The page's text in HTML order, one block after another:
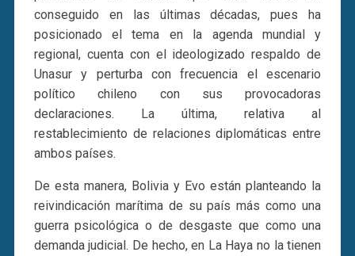
conseguido en las últimas décadas, pues ha
posicionado el tema en la agenda mundial y
regional, cuenta con el ideologizado respaldo de
Unasur y perturba con frecuencia el escenario
político chileno con sus provocadoras
declaraciones. La última, relativa al
restablecimiento de relaciones diplomáticas entre
ambos países.
De esta manera, Bolivia y Evo están planteando la
reivindicación marítima de su país más como una
guerra psicológica o de desgaste que como una
demanda judicial. De hecho, en La Haya no la tienen